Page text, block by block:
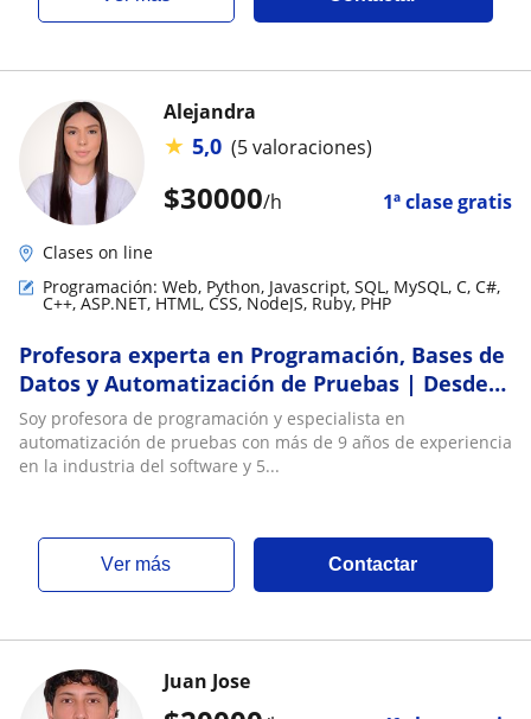
$30000/h 1ª clase gratis
Alejandra
★ 5,0 (5 valoraciones)
Clases on line
Programación: Web, Python, Javascript, SQL, MySQL, C, C#,
C++, ASP.NET, HTML, CSS, NodeJS, Ruby, PHP
Profesora experta en Programación, Bases de
Datos y Automatización de Pruebas | Desde
cero hasta nivel avanzado
Soy profesora de programación y especialista en
automatización de pruebas con más de 9 años de experiencia
en la industria del software y 5...
ver más Contactar
Juan Jose